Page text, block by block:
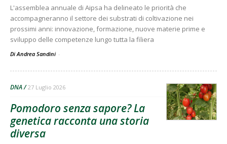
L'assemblea annuale di Aipsa ha delineato le priorità che
accompagneranno il settore dei substrati di coltivazione nei
prossimi anni: innovazione, formazione, nuove materie prime e
sviluppo delle competenze lungo tutta la filiera
Di Andrea Sandini -
DNA 27 Luglio 2026
Pomodoro senza sapore? La
genetica racconta una storia
diversa